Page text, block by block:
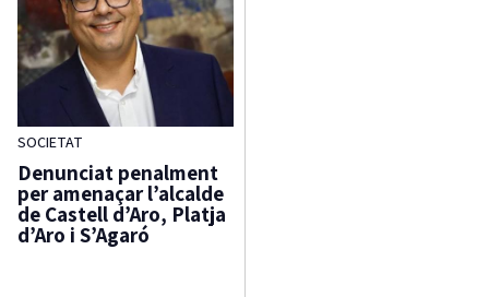
SOCIETAT
Denunciat penalment
per amenaçar l’alcalde
de Castell d’Aro, Platja
d’Aro i S’Agaró